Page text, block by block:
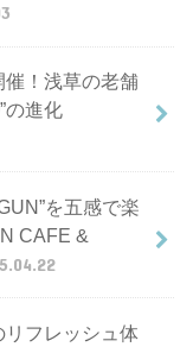
！浅草の老舗
の進化
を五感で楽
CAFE &
フレッシュ体